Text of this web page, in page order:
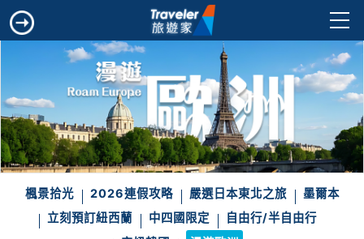
楓景拾光 2026連假攻略 嚴選日本東北之旅
墨爾本
立刻預訂紐西蘭
中四國限定
自由行/半自由行